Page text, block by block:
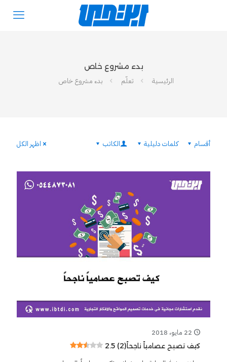
بدء مشروع خاص
الرئيسية
تعلّم بدء مشروع خاص
أقسام كلمات دليلية الكاتب اظهر الكل
22 مايو، 2018
كيف تصبح عصامياً ناجحاً2.5 (2)